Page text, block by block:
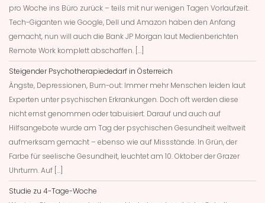
pro Woche ins Büro zurück – teils mit nur wenigen Tagen Vorlaufzeit.
Tech-Giganten wie Google, Dell und Amazon haben den Anfang
gemacht, nun will auch die Bank JP Morgan laut Medienberichten
Remote Work komplett abschaffen. […]
Steigender Psychotherapiededarf in Österreich
Ängste, Depressionen, Burn-out: Immer mehr Menschen leiden laut
Experten unter psychischen Erkrankungen. Doch oft werden diese
nicht ernst genommen oder tabuisiert. Darauf und auch auf
Hilfsangebote wurde am Tag der psychischen Gesundheit weltweit
aufmerksam gemacht – ebenso wie auf Missstände. In Grün, der
Farbe für seelische Gesundheit, leuchtet am 10. Oktober der Grazer
Uhrturm. Auf […]
Studie zu 4-Tage-Woche